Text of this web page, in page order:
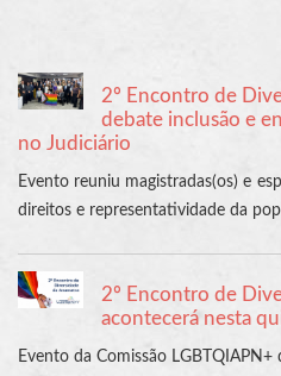
2º Encontro de
debate inclusão e
no Judiciário
Evento reuniu magistradas(os) e
direitos e representatividade da
2º Encontro de
acontecerá nesta
Evento da Comissão